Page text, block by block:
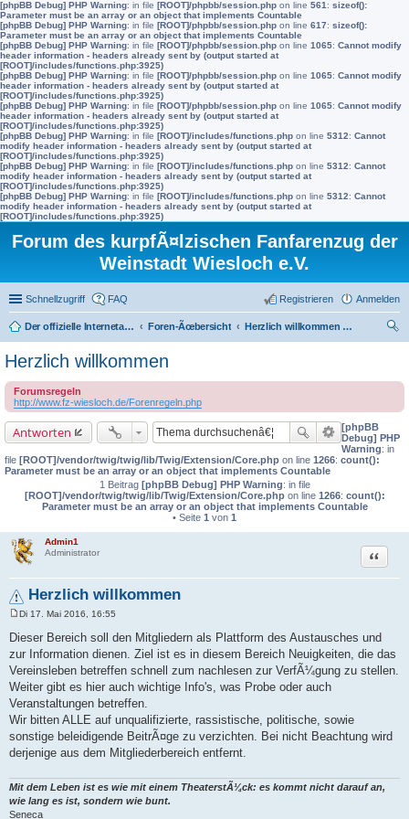
[phpBB Debug] PHP Warning: in file [ROOT]/phpbb/session.php on line 561 : sizeof():
Parameter must be an array or an object that implements Countable
[phpBB Debug] PHP Warning: in file [ROOT]/phpbb/session.php on line 617: sizeof():
Parameter must be an array or an object that implements Countable
[phpBB Debug] PHP Warning: in file [ROOT]/phpbb/session.php on line 1065: Cannot modify
header information - headers already sent by (output started at
[ROOT]/includes/functions.php:3925)
[phpBB Debug] PHP Warning: in file [ROOT]/phpbb/session.php on line 1065: Cannot modify
header information - headers already sent by (output started at
[ROOT]/includes/functions.php:3925)
[phpBB Debug] PHP Warning: in file [ROOT]/phpbb/session.php on line 1065: Cannot modify
header information - headers already sent by (output started at
[ROOT]/includes/functions.php:3925)
[phpBB Debug] PHP Warning: in file [ROOT]/includes/functions.php on line 5312: Cannot
modify header information - headers already sent by (output started at
[ROOT]/includes/functions.php:3925)
[phpBB Debug] PHP Warning: in file [ROOT]/includes/functions.php on line 5312: Cannot
modify header information - headers already sent by (output started at
[ROOT]/includes/functions.php:3925)
[phpBB Debug] PHP Warning: in file [ROOT]/includes/functions.php on line 5312: Cannot
modify header information - headers already sent by (output started at
[ROOT]/includes/functions.php:3925)
Forum des kurpfÃ¤lzischen Fanfarenzug der
Weinstadt Wiesloch e.V.
Schnellzugriff FAQ Anmelden
Registrieren
Der offizielle Internetauftritt des Fanfarenzugs Wiesloch Foren-Ãœbersicht
Herzlich willkommen zum neuen Interna-Bereich des FZ Wiesloch
Herzlich willkommen
Forumsregeln
http://www.fz-wiesloch.de/Forenregeln.php
Antworten
[phpBB
Debug] PHP
Warning: in
file [ROOT]/vendor/twig/twig/lib/Twig/Extension/Core.php on line 1266: count():
Parameter must be an array or an object that implements Countable
1 Beitrag [phpBB Debug] PHP Warning: in file
[ROOT]/vendor/twig/twig/lib/Twig/Extension/Core.phpon line 1266: count():
Parameter must be an array or an object that implements Countable
• Seite 1 von 1
Admin1
Administrator
Herzlich willkommen
Zitat
t
a
g
Di 17. Mai 2016, 16:55
Dieser Bereich soll den Mitgliedern als Plattform des Austausches und
zur Information dienen. Ziel ist es in diesem Bereich Neuigkeiten, die das
Vereinsleben betreffen schnell zum nachlesen zur VerfÃ¼gung zu stellen.
Weiter gibt es hier auch wichtige Info's, was Probe oder auch
Veranstaltungen betreffen.
Wir bitten ALLE auf unqualifizierte, rassistische, politische, sowie
sonstige beleidigende BeitrÃ¤ge zu verzichten. Bei nicht Beachtung wird
derjenige aus dem Mitgliederbereich entfernt.
Mit dem Leben ist es wie mit einem TheaterstÃ¼ck: es kommt nicht darauf an,
wie lang es ist, sondern wie bunt.
Seneca